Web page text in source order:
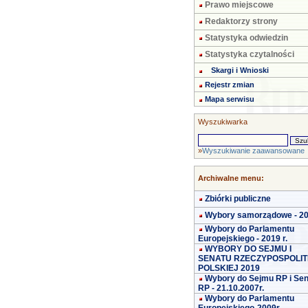
Prawo miejscowe
Redaktorzy strony
Statystyka odwiedzin
Statystyka czytalności
Skargi i Wnioski
Rejestr zmian
Mapa serwisu
Wyszukiwarka
»Wyszukiwanie zaawansowane
Archiwalne menu:
Zbiórki publiczne
Wybory samorządowe -
Wybory do Parlamentu
Europejskiego - 2019 r.
WYBORY DO SEJMU I
SENATU
POLSKIEJ 2019
Wybory do Sejmu RP i
RP - 21.10.2007r.
Wybory do Parlamentu